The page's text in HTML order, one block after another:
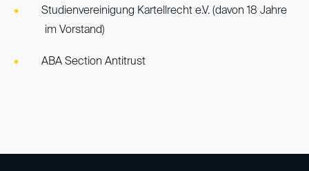
Studienvereinigung Kartellrecht e.V. (davon 18 Jahre
im Vorstand)
ABA Section Antitrust